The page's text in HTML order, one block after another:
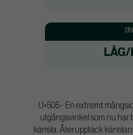
U•505 - En extremt
utgångsvinkel som nu har
känsla. Återupptäck